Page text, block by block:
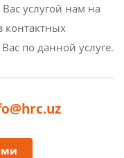
услугой нам на
контактных
по данной услуге.